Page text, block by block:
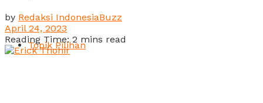
Topik Pilihan
by Redaksi IndonesiaBuzz
April 24, 2023
Reading Time: 2 mins read